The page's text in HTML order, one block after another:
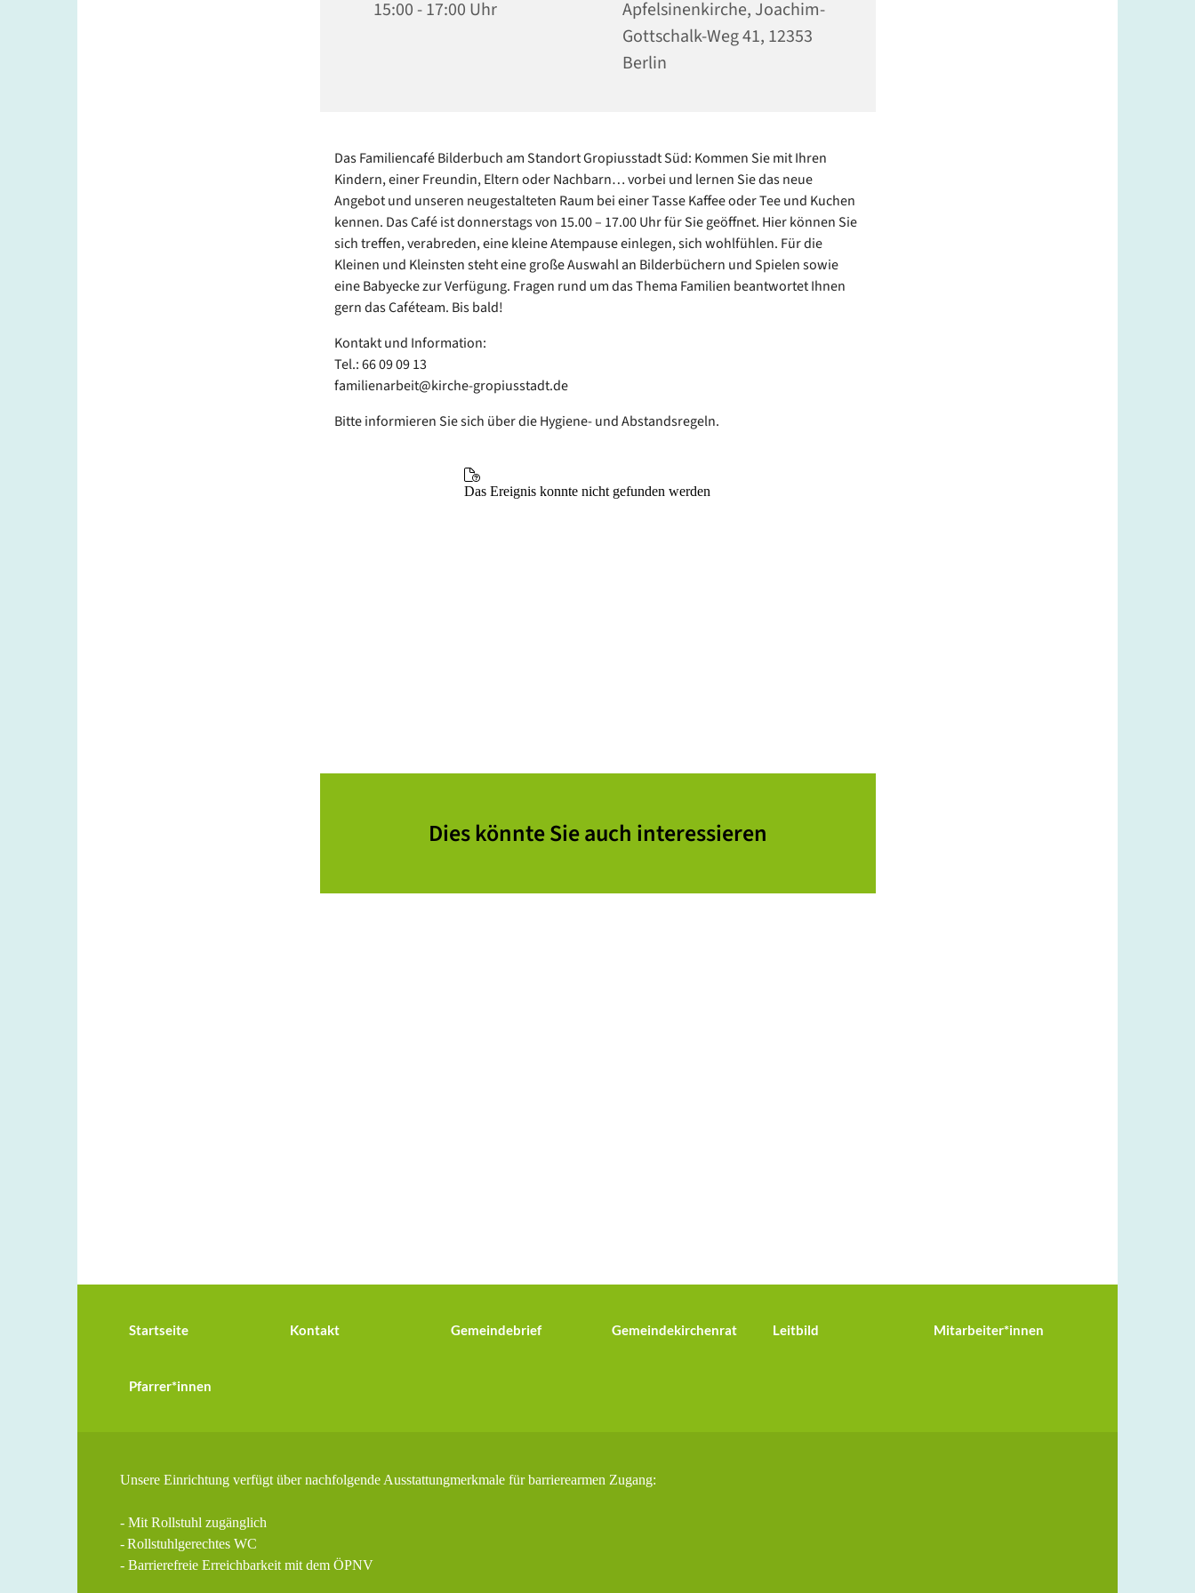
15:00 - 17:00 Uhr
Apfelsinenkirche, Joachim-
Gottschalk-Weg 41, 12353
Berlin
Das Familiencafé Bilderbuch am Standort Gropiusstadt Süd: Kommen Sie mit Ihren
Kindern, einer Freundin, Eltern oder Nachbarn… vorbei und lernen Sie das neue
Angebot und unseren neugestalteten Raum bei einer Tasse Kaffee oder Tee und Kuchen
kennen. Das Café ist donnerstags von 15.00 – 17.00 Uhr für Sie geöffnet. Hier können Sie
sich treffen, verabreden, eine kleine Atempause einlegen, sich wohlfühlen. Für die
Kleinen und Kleinsten steht eine große Auswahl an Bilderbüchern und Spielen sowie
eine Babyecke zur Verfügung. Fragen rund um das Thema Familien beantwortet Ihnen
gern das Caféteam. Bis bald!
Kontakt und Information:
Tel.: 66 09 09 13
familienarbeit@kirche-gropiusstadt.de
Bitte informieren Sie sich über die Hygiene- und Abstandsregeln.
Dies könnte Sie auch interessieren
Startseite Kontakt Gemeindebrief Gemeindekirchenrat Leitbild Mitarbeiter*innen
Pfarrer*innen
Unsere Einrichtung verfügt über nachfolgende Ausstattungmerkmale für barrierearmen Zugang:
- Mit Rollstuhl zugänglich
-Rollstuhlgerechtes WC
- Barrierefreie Erreichbarkeit mit dem ÖPNV